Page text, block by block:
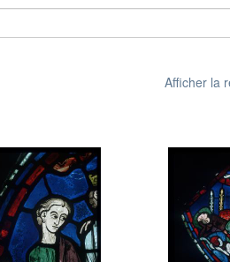
Afficher la